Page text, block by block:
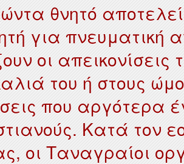
θνητό
για πνευματική
οι
του ή στους
που αργότερα
Κατά τον
οι Ταναγραίοι